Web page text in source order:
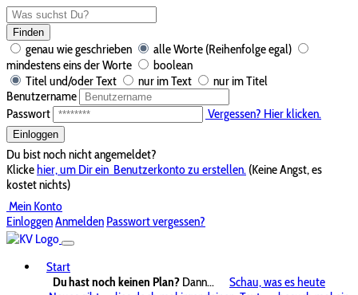
Finden
genau wie geschrieben
alle Worte (Reihenfolge egal)
mindestens eins der Worte
boolean
Titel und/oder Text
nur im Text
nur im Titel
Benutzername
Passwort
Vergessen? Hier klicken.
Einloggen
Du bist noch nicht angemeldet?
Klickehier, um Dir ein Benutzerkonto zu erstellen. (Keine Angst, es
kostet nichts)
Mein Konto
EinloggenAnmelden Passwort vergessen?
Start
Du hast noch keinen Plan? Dann...
Schau, was es heute